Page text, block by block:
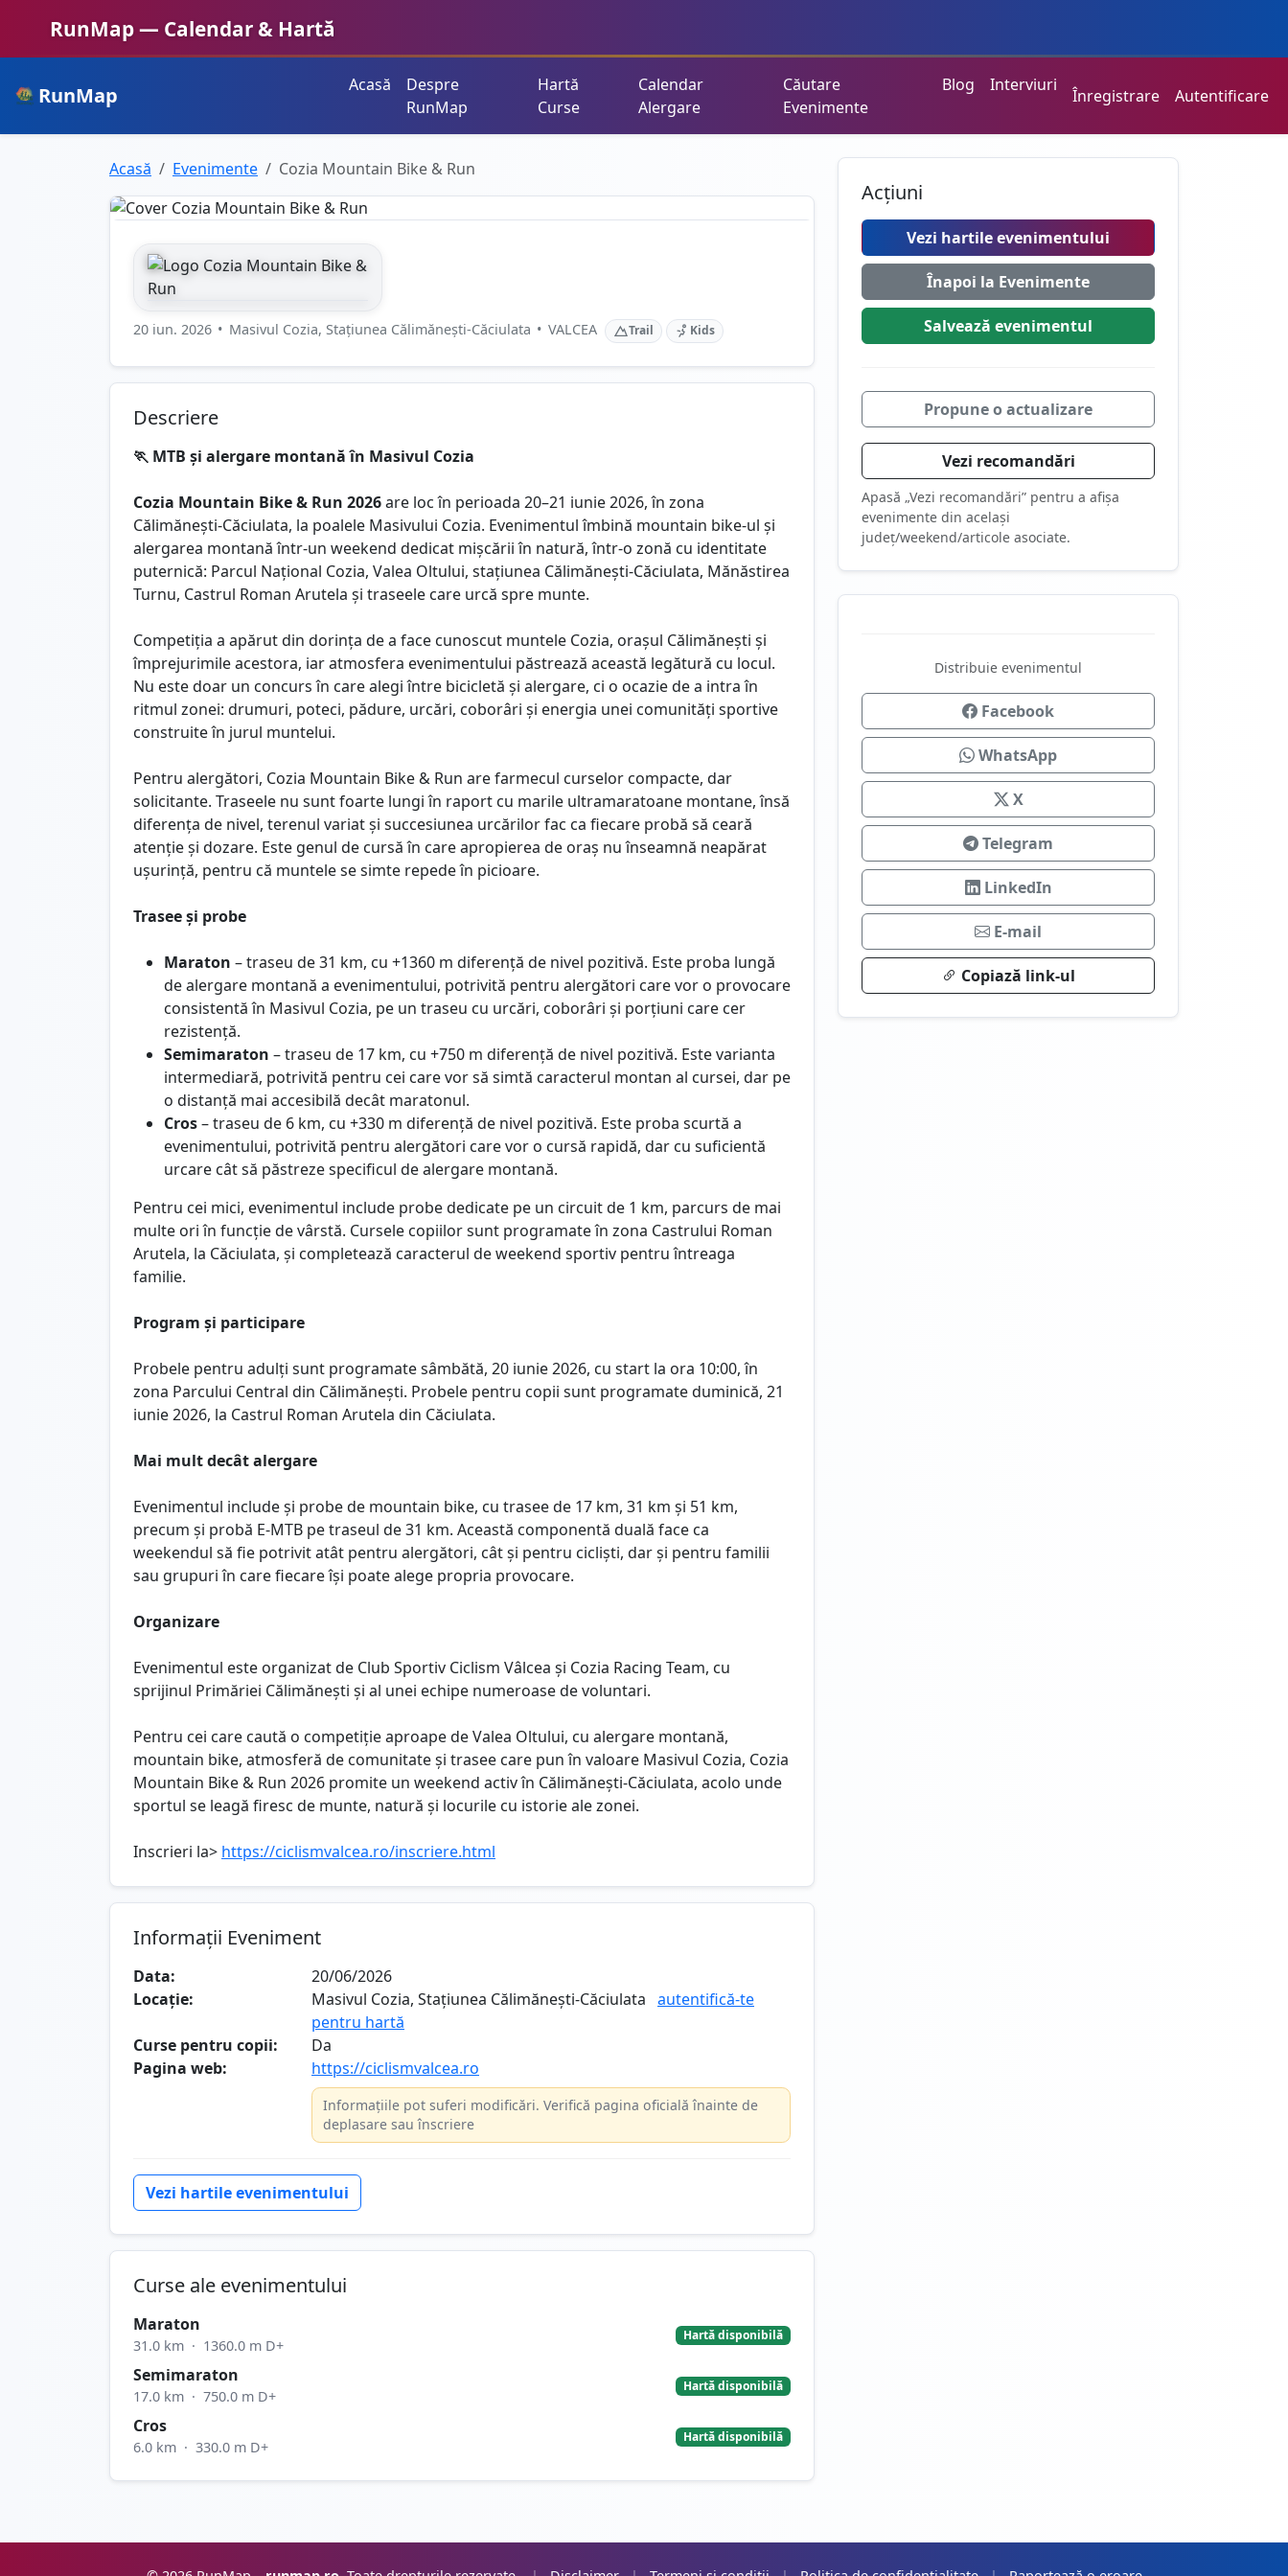
RunMap — Calendar & Hartă
RunMap Acasă
Despre
RunMap
Hartă
Curse
Calendar
Alergare
Căutare
Evenimente
Blog Interviuri
Înregistrare Autentificare
Acasă Evenimente Cozia Mountain Bike & Run
20 iun. 2026 • Masivul Cozia, Stațiunea Călimănești-Căciulata • VALCEA Trail Kids
Descriere
🏃 MTB și alergare montană în Masivul Cozia
Cozia Mountain Bike & Run 2026are loc în perioada 20–21 iunie 2026, în zona
Călimănești-Căciulata, la poalele Masivului Cozia. Evenimentul îmbină mountain bike-ul și
alergarea montană într-un weekend dedicat mișcării în natură, într-o zonă cu identitate
puternică: Parcul Național Cozia, Valea Oltului, stațiunea Călimănești-Căciulata, Mănăstirea
Turnu, Castrul Roman Arutela și traseele care urcă spre munte.
Competiția a apărut din dorința de a face cunoscut muntele Cozia, orașul Călimănești și
împrejurimile acestora, iar atmosfera evenimentului păstrează această legătură cu locul.
Nu este doar un concurs în care alegi între bicicletă și alergare, ci o ocazie de a intra în
ritmul zonei: drumuri, poteci, pădure, urcări, coborâri și energia unei comunități sportive
construite în jurul muntelui.
Pentru alergători, Cozia Mountain Bike & Run are farmecul curselor compacte, dar
solicitante. Traseele nu sunt foarte lungi în raport cu marile ultramaratoane montane, însă
diferența de nivel, terenul variat și succesiunea urcărilor fac ca fiecare probă să ceară
atenție și dozare. Este genul de cursă în care apropierea de oraș nu înseamnă neapărat
ușurință, pentru că muntele se simte repede în picioare.
Trasee și probe
Maraton – traseu de 31 km, cu +1360 m diferență de nivel pozitivă. Este proba lungă
de alergare montană a evenimentului, potrivită pentru alergători care vor o provocare
consistentă în Masivul Cozia, pe un traseu cu urcări, coborâri și porțiuni care cer
rezistență.
Semimaraton – traseu de 17 km, cu +750 m diferență de nivel pozitivă. Este varianta
intermediară, potrivită pentru cei care vor să simtă caracterul montan al cursei, dar pe
o distanță mai accesibilă decât maratonul.
Cros– traseu de 6 km, cu +330 m diferență de nivel pozitivă. Este proba scurtă a
evenimentului, potrivită pentru alergători care vor o cursă rapidă, dar cu suficientă
urcare cât să păstreze specificul de alergare montană.
Pentru cei mici, evenimentul include probe dedicate pe un circuit de 1 km, parcurs de mai
multe ori în funcție de vârstă. Cursele copiilor sunt programate în zona Castrului Roman
Arutela, la Căciulata, și completează caracterul de weekend sportiv pentru întreaga
familie.
Program și participare
Probele pentru adulți sunt programate sâmbătă, 20 iunie 2026, cu start la ora 10:00, în
zona Parcului Central din Călimănești. Probele pentru copii sunt programate duminică, 21
iunie 2026, la Castrul Roman Arutela din Căciulata.
Mai mult decât alergare
Evenimentul include și probe de mountain bike, cu trasee de 17 km, 31 km și 51 km,
precum și probă E-MTB pe traseul de 31 km. Această componentă duală face ca
weekendul să fie potrivit atât pentru alergători, cât și pentru cicliști, dar și pentru familii
sau grupuri în care fiecare își poate alege propria provocare.
Organizare
Evenimentul este organizat de Club Sportiv Ciclism Vâlcea și Cozia Racing Team, cu
sprijinul Primăriei Călimănești și al unei echipe numeroase de voluntari.
Pentru cei care caută o competiție aproape de Valea Oltului, cu alergare montană,
mountain bike, atmosferă de comunitate și trasee care pun în valoare Masivul Cozia, Cozia
Mountain Bike & Run 2026 promite un weekend activ în Călimănești-Căciulata, acolo unde
sportul se leagă firesc de munte, natură și locurile cu istorie ale zonei.
Inscrieri la> https://ciclismvalcea.ro/inscriere.html
Informații Eveniment
Data:
20/06/2026
Locație:
Masivul Cozia, Stațiunea Călimănești-Căciulata autentifică-te
pentru hartă
Curse pentru copii:
Da
Pagina web:
https://ciclismvalcea.ro
Informațiile pot suferi modificări. Verifică pagina oficială înainte de
deplasare sau înscriere
Vezi hartile evenimentului
Curse ale evenimentului
Maraton
31.0 km · 1360.0 m D+
Hartă disponibilă
Semimaraton
17.0 km · 750.0 m D+
Hartă disponibilă
Cros
6.0 km · 330.0 m D+
Hartă disponibilă
Acțiuni
Vezi hartile evenimentului
Înapoi la Evenimente
Salvează evenimentul
Propune o actualizare
Vezi recomandări
Apasă „Vezi recomandări” pentru a afișa
evenimente din același
județ/weekend/articole asociate.
Distribuie evenimentul
Facebook
WhatsApp
X
Telegram
LinkedIn
E-mail
Copiază link-ul